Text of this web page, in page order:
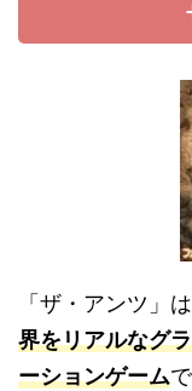
「ザ・アンツ」は
界をリアルなグ
ーションゲーム